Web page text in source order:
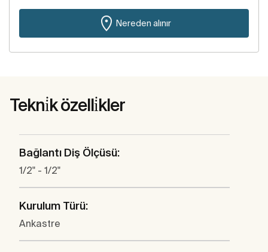
Nereden alınır
Tekni̇k özelli̇kler
Bağlantı Diş Ölçüsü:
1/2" - 1/2"
Kurulum Türü:
Ankastre